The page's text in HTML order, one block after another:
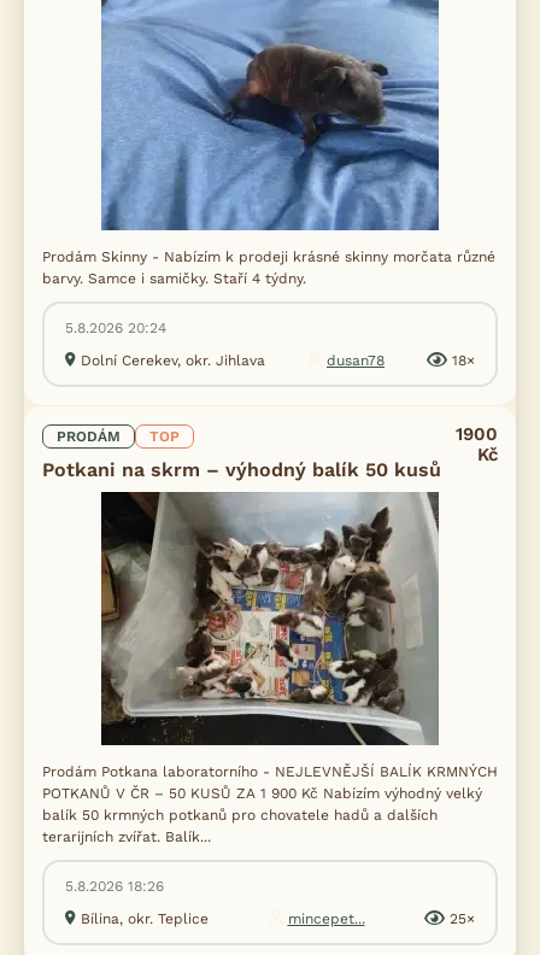
Prodám Skinny - Nabízím k prodeji krásné skinny morčata různé
barvy. Samce i samičky. Staří 4 týdny.
5.8.2026 20:24
Dolní Cerekev, okr. Jihlava
dusan78 18×
PRODÁM TOP
Potkani na skrm – výhodný balík 50 kusů
1900
Kč
Prodám Potkana laboratorního - NEJLEVNĚJŠÍ BALÍK KRMNÝCH
POTKANŮ V ČR – 50 KUSŮ ZA 1 900 Kč Nabízím výhodný velký
balík 50 krmných potkanů pro chovatele hadů a dalších
terarijních zvířat. Balík...
5.8.2026 18:26
Bílina, okr. Teplice
mincepet... 25×